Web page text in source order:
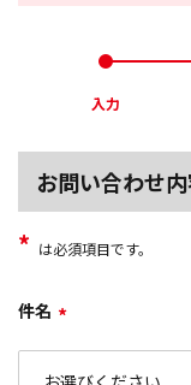
入力
お問い合わせ
* は必須項目です。
件名 *